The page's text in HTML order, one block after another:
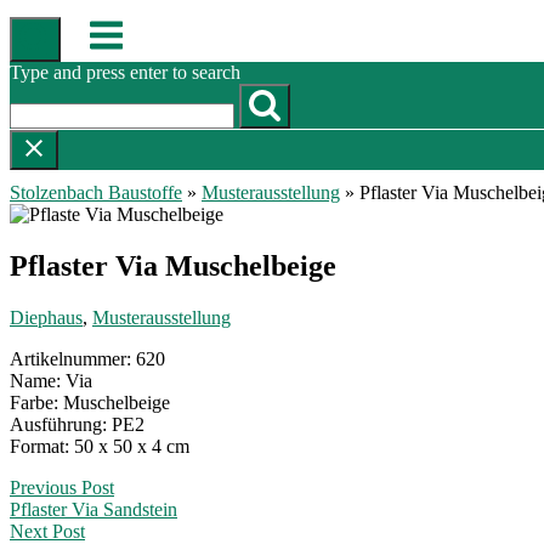
Skip
content
Menu
Type and press enter to search
Stolzenbach Baustoffe » Musterausstellung » Pflaster Via
Pflaster Via Muschelbeige
Diephaus, Musterausstellung
Artikelnummer: 620
Name: Via
Farbe: Muschelbeige
Ausführung: PE2
Format: 50 x 50 x 4 cm
Post
navigation
Previous Post
Pflaster Via Sandstein
Next Post